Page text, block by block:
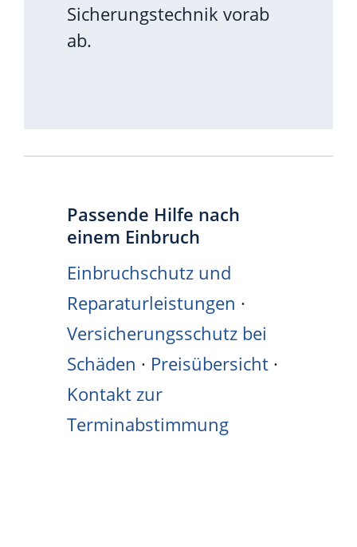
Sicherungstechnik vorab
ab.
Passende Hilfe nach
einem Einbruch
Einbruchschutz und
Reparaturleistungen ·
Versicherungsschutz bei
Schäden · Preisübersicht ·
Kontakt zur
Terminabstimmung